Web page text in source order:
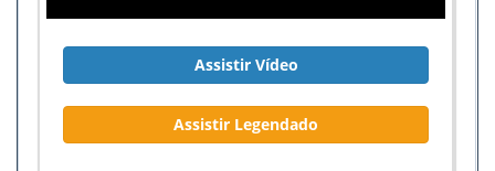
Assistir Vídeo
Assistir Legendado